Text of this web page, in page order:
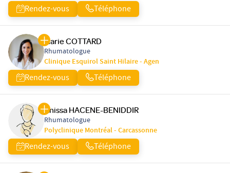
Rendez-vous Téléphone
Marie COTTARD
Rhumatologue
Clinique Esquirol Saint Hilaire - Agen
Rendez-vous Téléphone
Anissa HACENE-BENIDDIR
Rhumatologue
Polyclinique Montréal - Carcassonne
Rendez-vous Téléphone